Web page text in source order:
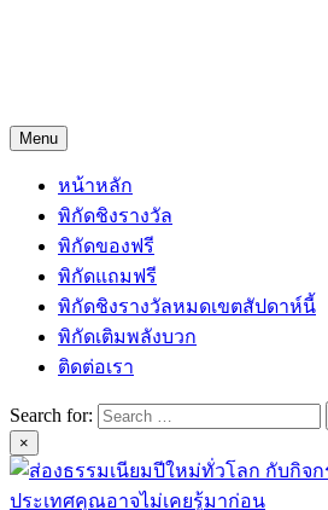
Menu
หน้าหลัก
พิกัดชิงรางวัล
พิกัดของฟรี
พิกัดแถมฟรี
พิกัดชิงรางวัลหมดเขตสัปดาห์นี้
พิกัดเติมพลังบวก
ติดต่อเรา
Search for:
×